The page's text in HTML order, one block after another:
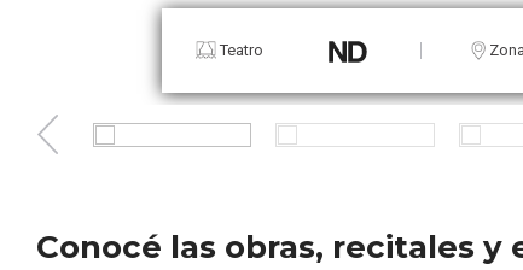
Teatro Zona
Conocé las obras, recitales y